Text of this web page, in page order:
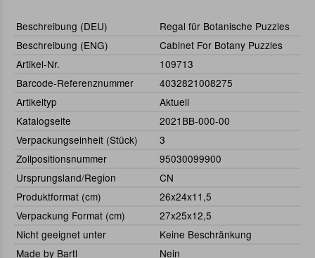
Beschreibung (DEU)
Regal für Botanische Puzzles
Beschreibung (ENG)
Cabinet For Botany Puzzles
Artikel-Nr.
109713
Barcode-Referenznummer
4032821008275
Artikeltyp
Aktuell
Katalogseite
2021BB-000-00
Verpackungseinheit (Stück)
3
Zollpositionsnummer
95030099900
Ursprungsland/Region
CN
Produktformat (cm)
26x24x11,5
Verpackung Format (cm)
27x25x12,5
Nicht geeignet unter
Keine Beschränkung
Made by Bartl
Nein